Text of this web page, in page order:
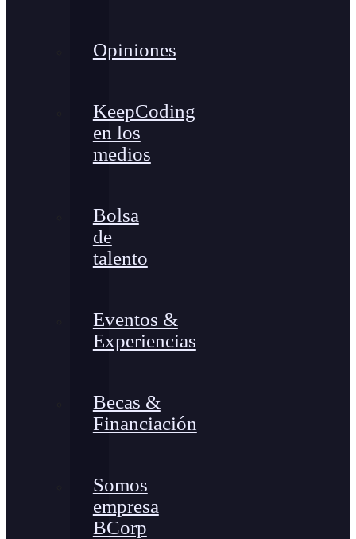
Opiniones
KeepCoding
en los
medios
Bolsa
de
talento
Eventos &
Experiencias
Becas &
Financiación
Somos
empresa
BCorp